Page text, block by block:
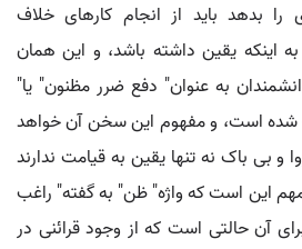
بدهد باید از انجام کارهای خلاف
اینکه یقین داشته باشد، و این همان
به عنوان" دفع ضرر مظنون" یا"
است، و مفهوم این سخن آن خواهد
و بی باک نه تنها یقین به قیامت ندارند
این است که واژه" ظن" به گفته" راغب
آن حالتی است که از وجود قرائنی در